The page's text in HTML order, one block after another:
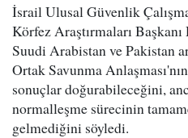
İsrail Ulusal Güvenlik
Körfez Araştırmaları
Suudi Arabistan ve Pakistan
Ortak Savunma
sonuçlar doğurabileceğini,
normalleşme sürecinin
gelmediğini söyledi.